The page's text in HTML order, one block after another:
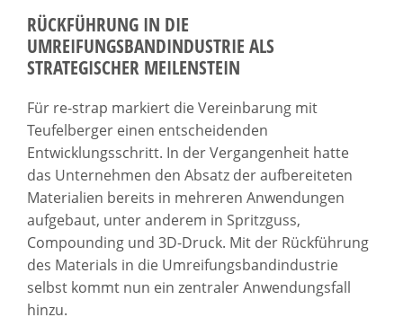
RÜCKFÜHRUNG IN DIE
UMREIFUNGSBANDINDUSTRIE ALS
STRATEGISCHER MEILENSTEIN
Für re-strap markiert die Vereinbarung mit
Teufelberger einen entscheidenden
Entwicklungsschritt. In der Vergangenheit hatte
das Unternehmen den Absatz der aufbereiteten
Materialien bereits in mehreren Anwendungen
aufgebaut, unter anderem in Spritzguss,
Compounding und 3D-Druck. Mit der Rückführung
des Materials in die Umreifungsbandindustrie
selbst kommt nun ein zentraler Anwendungsfall
hinzu.